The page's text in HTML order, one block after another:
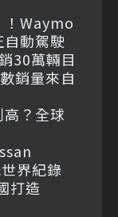
！Waymo
動駕駛
30萬輛目
銷量來自
？全球
界紀錄
打造